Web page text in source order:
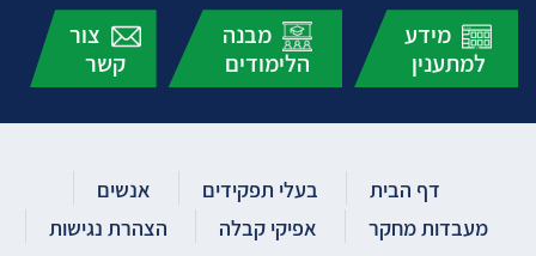
מידע
למתענין
מבנה
הלימודים
צור
קשר
דף הבית בעלי תפקידים
אנשים
מעבדות מחקר
אפיקי קבלה
הצהרת נגישות